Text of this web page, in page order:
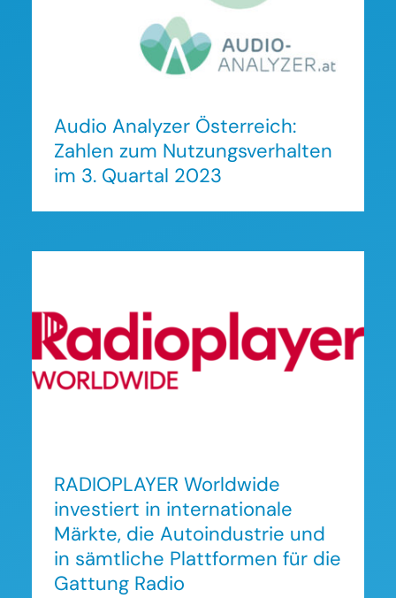
Audio Analyzer Österreich:
Zahlen zum Nutzungsverhalten
im 3. Quartal 2023
RADIOPLAYER Worldwide
investiert in internationale
Märkte, die Autoindustrie und
in sämtliche Plattformen für
RADIOPLAYER Worldwide
investiert in internationale
Märkte, die Autoindustrie und
in sämtliche Plattformen für die
Gattung Radio